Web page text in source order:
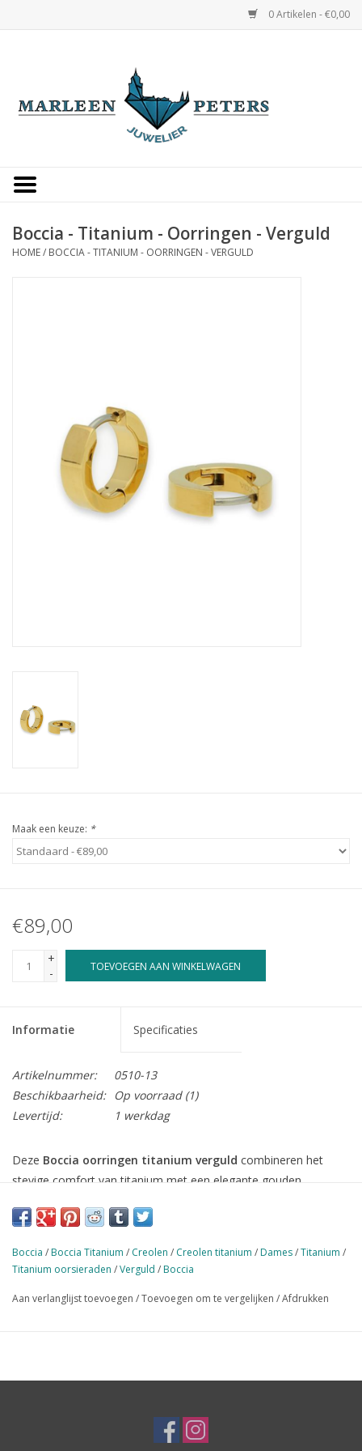
0 Artikelen - €0,00
Occasions
Cadeaukaarten
Boccia - Titanium - Oorringen - Verguld
HOME/ BOCCIA - TITANIUM - OORRINGEN - VERGULD
Maak een keuze: *
€89,00
+
-
TOEVOEGEN AAN WINKELWAGEN
Informatie Specificaties
Artikelnummer:
0510-13
Beschikbaarheid:
Op voorraad(1)
Levertijd:
1 werkdag
Deze Boccia oorringen titanium verguld combineren het
stevige comfort van titanium met een elegante gouden
dagelijkse looks én feestelijke momenten, en ze zijn een
De oorringen zijn gemaakt vanhoogwaardig titanium
• Elegant verguld design met warme gouden kleur
• Gemaakt van lichtgewicht en huidvriendelijk titanium
Boccia / Boccia Titanium / Creolen / Creolen titanium / Dames/Titanium /
Titanium oorsieraden /Verguld / Boccia
Aan verlanglijst toevoegen /Toevoegen om te vergelijken /Afdrukken